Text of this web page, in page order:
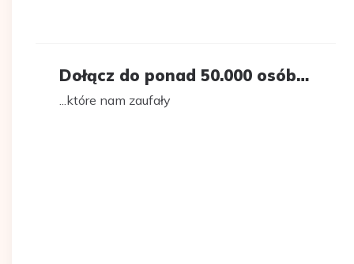
Dołącz do ponad 50.000 osób…
...które nam zaufały